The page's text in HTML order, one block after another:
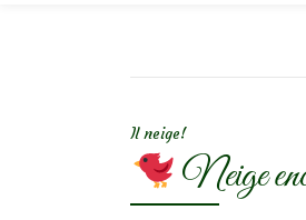
Il neige!
Neige